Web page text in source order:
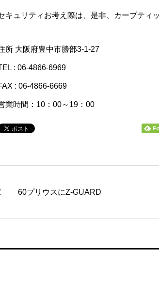
キュリティお考え際は、是非、カーブテ
所 大阪府豊中市勝部3-1-27
: 06-4866-6969
: 06-4866-6669
業時間：10：00～19：00
60プリウスにZ-GUARD